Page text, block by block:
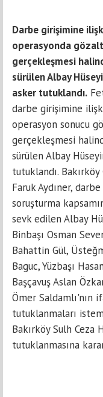
Darbe girişimine
operasyonda
gerçekleşmesi
sürülen Albay
asker tutuklandı.
darbe girişimine
operasyon sonucu
gerçekleşmesi
sürülen Albay
tutuklandı.
Faruk Aydıner,
soruşturma
sevk edilen Albay
Binbaşı Osman
Bahattin Gül,
Baguc, Yüzbaşı
Başçavuş Aslan
Ömer Saldamlı'nın
tutuklanmaları
Bakırköy Sulh Ceza
tutuklanmasına